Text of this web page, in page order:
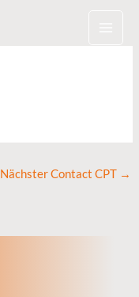
Nächster Contact CPT →